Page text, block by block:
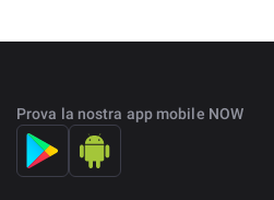
Prova la nostra app mobile NOW